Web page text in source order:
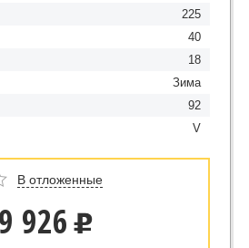
225
40
18
Зима
92
V
В отложенные
9 926 u